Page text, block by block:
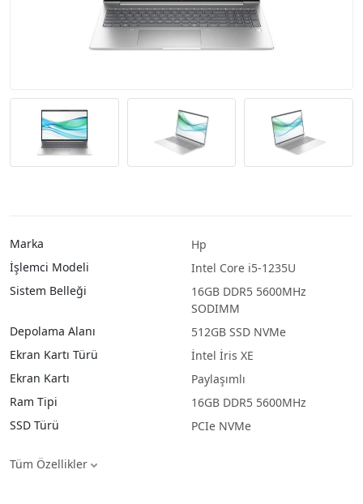
Marka
Hp
İşlemci Modeli
Intel Core i5-1235U
Sistem Belleği
16GB DDR5 5600MHz
SODIMM
Depolama Alanı
512GB SSD NVMe
Ekran Kartı Türü
İntel İris XE
Ekran Kartı
Paylaşımlı
Ram Tipi
16GB DDR5 5600MHz
SSD Türü
PCIe NVMe
Tüm Özellikler